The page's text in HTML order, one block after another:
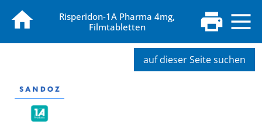
Risperidon-1A Pharma 4mg,
Filmtabletten
auf dieser Seite suchen